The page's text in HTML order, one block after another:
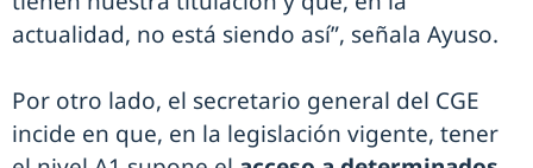
actualidad, no está siendo así”, señala Ayuso.
Por otro lado, el secretario general del CGE
incide en que, en la legislación vigente, tener